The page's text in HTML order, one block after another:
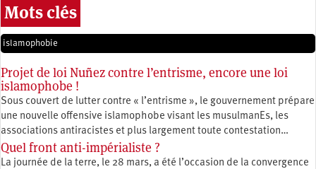
Mots clés
islamophobie
Projet de loi Nuñez contre l’entrisme, encore une loi
islamophobe !
Sous couvert de lutter contre « l’entrisme », le gouvernement prépare
une nouvelle offensive islamophobe visant les musulmanEs, les
associations antiracistes et plus largement toute contestation…
Quel front anti-impérialiste ?
La journée de la terre, le 28 mars, a été l’occasion de la convergence